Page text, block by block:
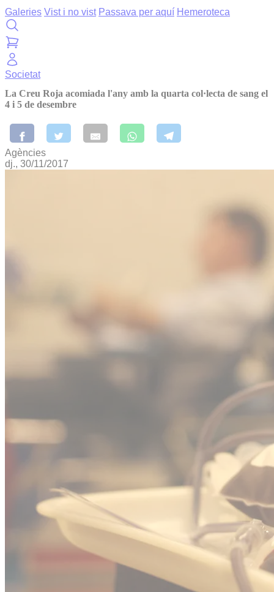
Galeries Vist i no vist Passava per aquí Hemeroteca
Societat
La Creu Roja acomiada l'any amb la quarta col·lecta de sang el
4 i 5 de desembre
Agències
dj., 30/11/2017